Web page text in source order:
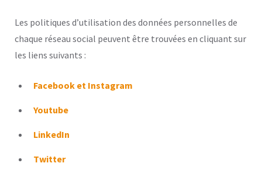
Les politiques d’utilisation des données personnelles de
chaque réseau social peuvent être trouvées en cliquant sur
les liens suivants :
Facebook et Instagram
Youtube
LinkedIn
Twitter